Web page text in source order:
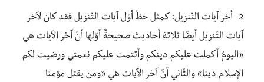
2- أخر آيات التّنزيل: كمثل حظّ أوّل آيات التّنزيل فقد كان لآخر
آيات التّنزيل أيضًا ثلاتة أحاديث صحيحةٌ أوّلها أنّ آخر الآيات هي
«اليومُ أكملت عليكم دينكم وأتتمت عليكم نعمتي ورضيت لكم
الإسلام دينا» والثّاني أنّ آخر الآيات هي «ومن يقتل مؤمنا